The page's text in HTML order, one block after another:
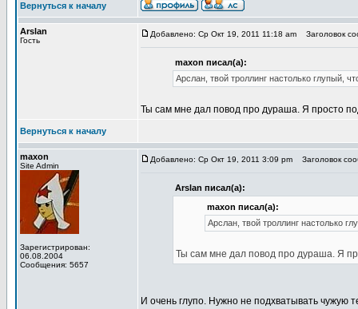
Вернуться к началу
Arslan
Гость
Добавлено: Ср Окт 19, 2011 11:18 am Заголовок
maxon писал(а):
Арслан, твой троллинг настолько глупый,
Ты сам мне дал повод про дураша. Я просто
Вернуться к началу
maxon
Site Admin
Зарегистрирован:
06.08.2004
Сообщения: 5657
Добавлено: Ср Окт 19, 2011 3:09 pm Заголовок
Arslan писал(а):
maxon писал(а):
Арслан, твой троллинг настолько
Ты сам мне дал повод про дураша. Я
И очень глупо. Нужно не подхватывать чужую